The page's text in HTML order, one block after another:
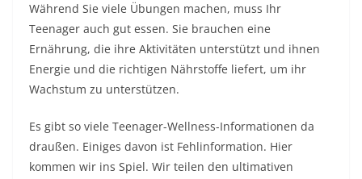
Während Sie viele Übungen machen, muss Ihr
Teenager auch gut essen. Sie brauchen eine
Ernährung, die ihre Aktivitäten unterstützt und ihnen
Energie und die richtigen Nährstoffe liefert, um ihr
Wachstum zu unterstützen.
Es gibt so viele Teenager-Wellness-Informationen da
draußen. Einiges davon ist Fehlinformation. Hier
kommen wir ins Spiel. Wir teilen den ultimativen